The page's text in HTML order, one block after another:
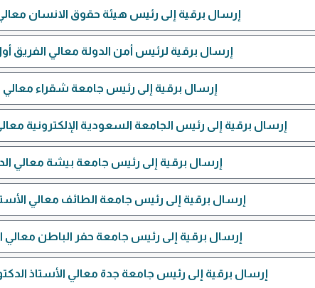
إرسال برقية إلى رئيس هيئة حقوق الانسان
إرسال برقية لرئيس أمن الدولة معالي الفريق
إرسال برقية إلى رئيس جامعة شقراء
إرسال برقية إلى رئيس الجامعة السعودية الإلكترونية
إرسال برقية إلى رئيس جامعة بيشة
إرسال برقية إلى رئيس جامعة الطائف معالي
إرسال برقية إلى رئيس جامعة حفر الباطن معالي
إرسال برقية إلى رئيس جامعة جدة معالي الأستاذ